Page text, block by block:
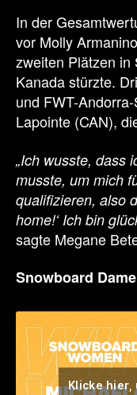
In der
vor Molly
zweiten Plätzen in
Kanada stürzte.
und FWT-
Lapointe (CAN),
„Ich wusste, dass
musste, um mich
qualifizieren, also
home!‘ Ich bin
sagte Megane
Snowboard
Klicke hier,